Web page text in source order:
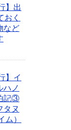
】出
おく
など
】イ
ハノ
記③
タヌ
ム）